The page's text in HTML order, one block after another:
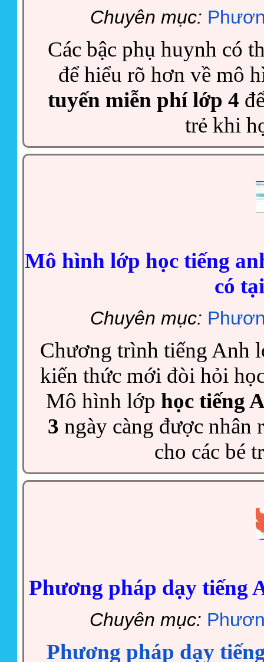
Chuyên mục:
Các bậc phụ huynh có
để hiểu rõ hơn về mô
tuyến miễn phí lớp 4
trẻ khi
Mô hình lớp học tiếng
có
Chuyên mục:
Chương trình tiếng Anh
kiến thức mới đòi hỏi
Mô hình lớp học tiếng
3 ngày càng được nhân
cho các bé
Phương pháp dạy tiếng
Chuyên mục:
Phương pháp dạy